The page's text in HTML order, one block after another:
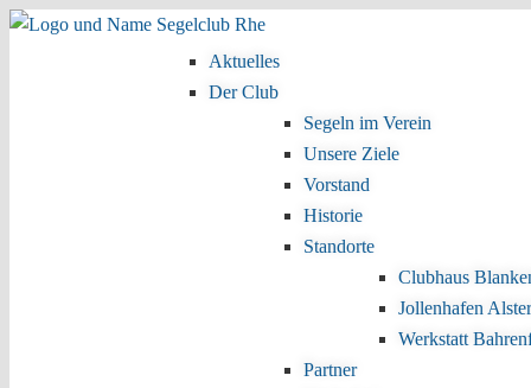
Zum Inhalt wechseln
Zum sekundären Inhalt wechseln
Aktuelles
Der Club
Segeln im Verein
Unsere Ziele
Vorstand
Historie
Standorte
Clubhaus
Jollenhafen
Werkstatt
Partner